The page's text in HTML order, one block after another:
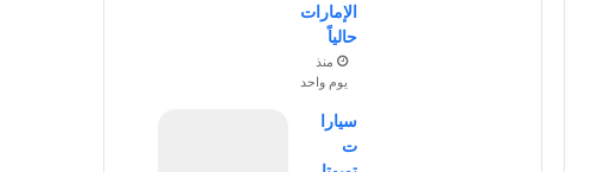
الإمارات
حالياً
منذ
يوم واحد
سيارا
ت